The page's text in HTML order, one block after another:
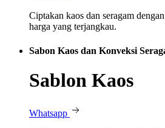
Ciptakan kaos dan seragam
harga yang terjangkau.
Sabon Kaos dan Konveksi
Sablon Kaos
Whatsapp